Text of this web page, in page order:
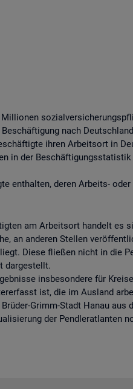
nach
ihren Arbeitsort in
in der
enthalten, deren Arbeits-
am Arbeitsort handelt es
an anderen Stellen
Diese fließen nicht in die
dargestellt.
insbesondere für
ist, die im Ausland
Grimm-Stadt Hanau
der Pendleratlanten